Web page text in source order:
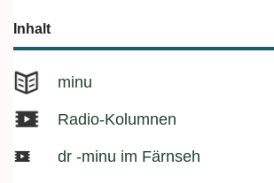
Inhalt
minu
Radio-Kolumnen
dr -minu im Färnseh